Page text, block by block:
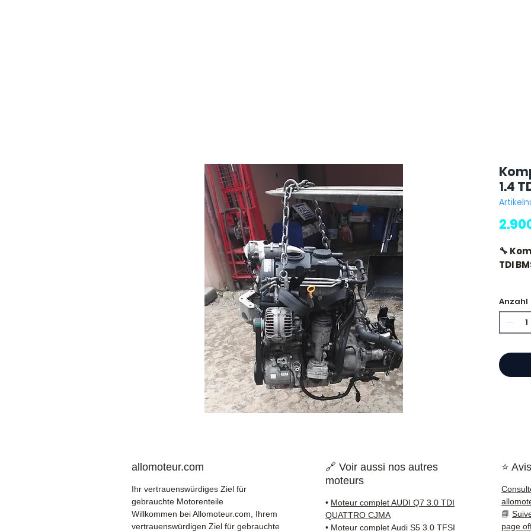
1.4
🔧
TDI
⭐
✅
Anzahl
allomoteur.com
Ihr vertrauenswürdiges Ziel für
gebrauchte Motorenteile
Willkommen bei Allomoteur.com, Ihrem
vertrauenswürdigen Ziel für gebrauchte
🔗 Voir aussi nos autres
moteurs
• Moteur complet AUDI Q7 3.0 TDI
QUATTRO CJMA
• Moteur complet Audi S5 3.0 TFSI
⭐
📘
page